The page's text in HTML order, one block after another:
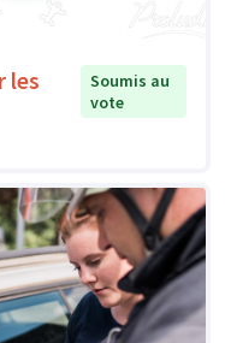
les
Soumis au
vote